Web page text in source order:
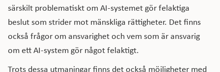
särskilt problematiskt om AI-systemet gör felaktiga
beslut som strider mot mänskliga rättigheter. Det finns
också frågor om ansvarighet och vem som är ansvarig
om ett AI-system gör något felaktigt.
Trots dessa utmaningar finns det också möjligheter med